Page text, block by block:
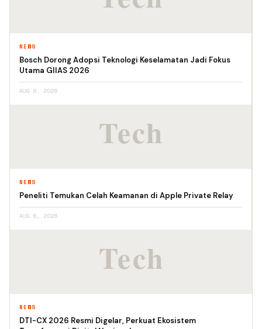
NEWS
Bosch Dorong Adopsi Teknologi Keselamatan Jadi Fokus
Utama GIIAS 2026
AUG 6, 2026
NEWS
Peneliti Temukan Celah Keamanan di Apple Private Relay
AUG 6, 2026
NEWS
DTI-CX 2026 Resmi Digelar, Perkuat Ekosistem